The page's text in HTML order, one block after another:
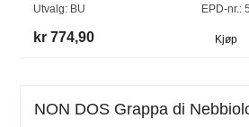
Utvalg: BU
EPD-nr.:
kr 774,90 Kjøp
NON DOS Grappa di